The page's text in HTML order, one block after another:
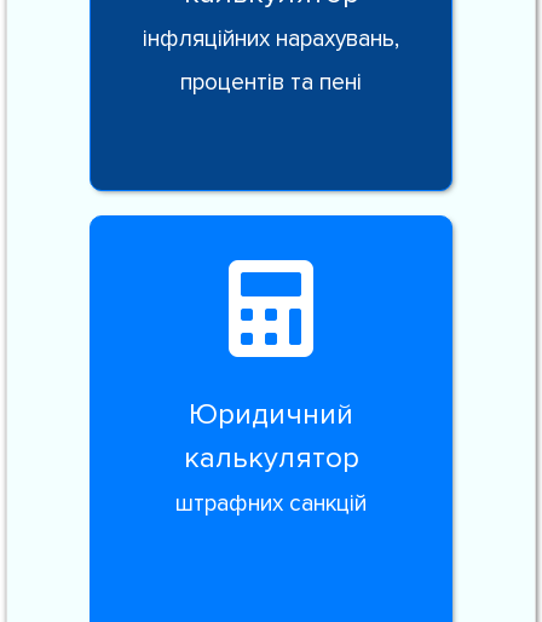
інфляційних нарахувань,
процентів та пені
Юридичний
калькулятор
штрафних санкцій